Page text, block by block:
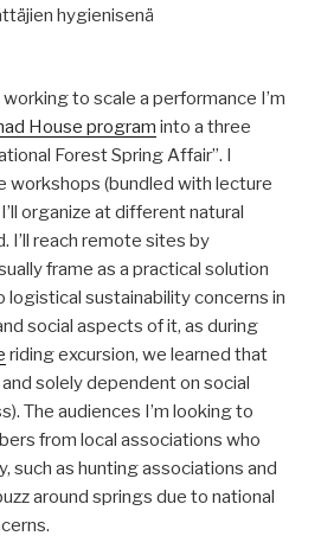
hygienisenä
working to scale a performance I’m
House program into a three
Forest Spring Affair”. I
workshops (bundled with lecture
organize at different natural
I’ll reach remote sites by
frame as a practical solution
logistical sustainability concerns in
social aspects of it, as during
riding excursion, we learned that
solely dependent on social
The audiences I’m looking to
from local associations who
such as hunting associations and
around springs due to national